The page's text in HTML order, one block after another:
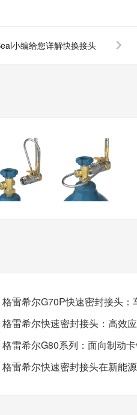
小编给您详解快换接头